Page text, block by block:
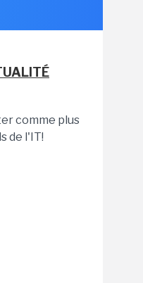
comme plus
de l'IT!